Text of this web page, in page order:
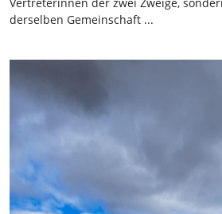
derselben Gemeinschaft ...